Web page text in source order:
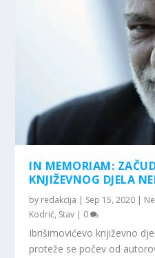
IN MEMORIAM:
KNJIŽEVNOG DJELA
by redakcija | Sep 15, 2020 |
Kodrić, Stav | 0
Ibrišimovićevo književno
proteže se počev od